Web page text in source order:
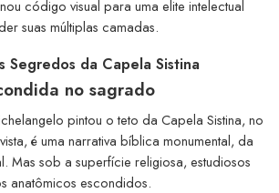
código visual para uma elite intelectual
suas múltiplas camadas.
Segredos da Capela Sistina
no sagrado
pintou o teto da Capela Sistina, no
é uma narrativa bíblica monumental, da
Mas sob a superfície religiosa, estudiosos
anatômicos escondidos.